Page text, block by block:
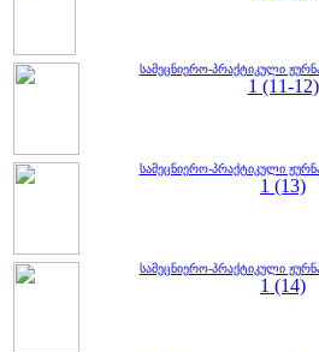
სამეცნიერო-პრაქტიკული
1 (11-12)
სამეცნიერო-პრაქტიკული
1 (13)
სამეცნიერო-პრაქტიკული
1 (14)